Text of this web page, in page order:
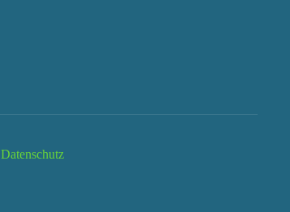
Datenschutz